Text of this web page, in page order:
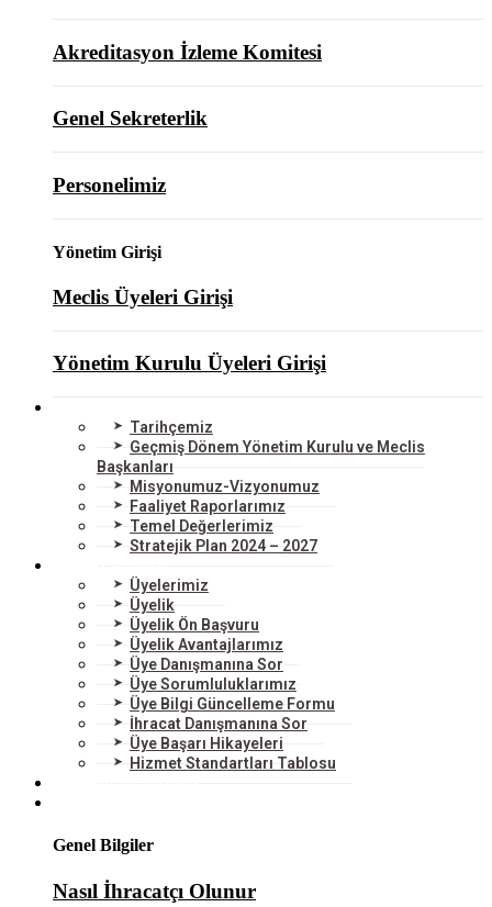
Akreditasyon İzleme Komitesi
Genel Sekreterlik
Personelimiz
Yönetim Girişi
Meclis Üyeleri Girişi
Yönetim Kurulu Üyeleri Girişi
Tarihçemiz
Geçmiş Dönem Yönetim Kurulu ve Meclis
Başkanları
Misyonumuz-Vizyonumuz
Faaliyet Raporlarımız
Temel Değerlerimiz
Stratejik Plan 2024 – 2027
Üyelerimiz
Üyelik
Üyelik Ön Başvuru
Üyelik Avantajlarımız
Üye Danışmanına Sor
Üye Sorumluluklarımız
Üye Bilgi Güncelleme Formu
İhracat Danışmanına Sor
Üye Başarı Hikayeleri
Hizmet Standartları Tablosu
Genel Bilgiler
Nasıl İhracatçı Olunur